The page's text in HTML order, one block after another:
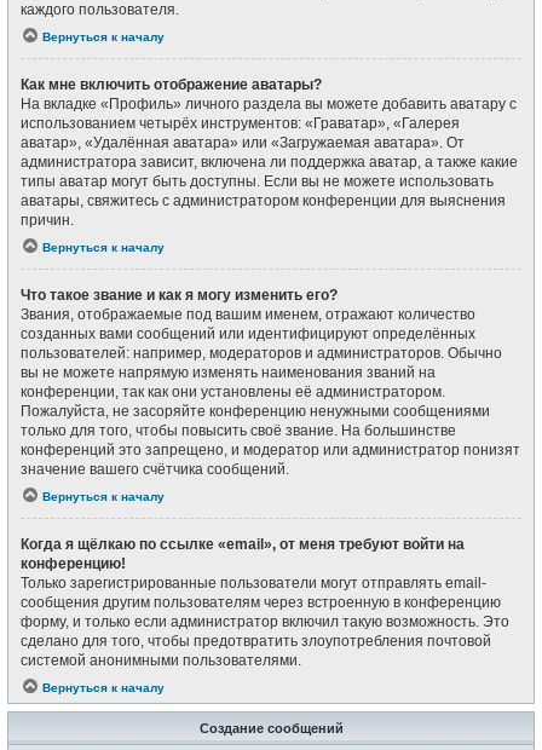
каждого пользователя.
Вернуться к началу
Как мне включить отображение аватары?
На вкладке «Профиль» личного раздела вы можете добавить аватару с
использованием четырёх инструментов: «Граватар», «Галерея
аватар», «Удалённая аватара» или «Загружаемая аватара». От
администратора зависит, включена ли поддержка аватар, а также какие
типы аватар могут быть доступны. Если вы не можете использовать
аватары, свяжитесь с администратором конференции для выяснения
причин.
Вернуться к началу
Что такое звание и как я могу изменить его?
Звания, отображаемые под вашим именем, отражают количество
созданных вами сообщений или идентифицируют определённых
пользователей: например, модераторов и администраторов. Обычно
вы не можете напрямую изменять наименования званий на
конференции, так как они установлены её администратором.
Пожалуйста, не засоряйте конференцию ненужными сообщениями
только для того, чтобы повысить своё звание. На большинстве
конференций это запрещено, и модератор или администратор понизят
значение вашего счётчика сообщений.
Вернуться к началу
Когда я щёлкаю по ссылке «email», от меня требуют войти на
конференцию!
Только зарегистрированные пользователи могут отправлять email-
сообщения другим пользователям через встроенную в конференцию
форму, и только если администратор включил такую возможность. Это
сделано для того, чтобы предотвратить злоупотребления почтовой
системой анонимными пользователями.
Вернуться к началу
Создание сообщений